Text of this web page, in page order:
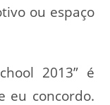
ou espaço
2013” é
eu concordo.